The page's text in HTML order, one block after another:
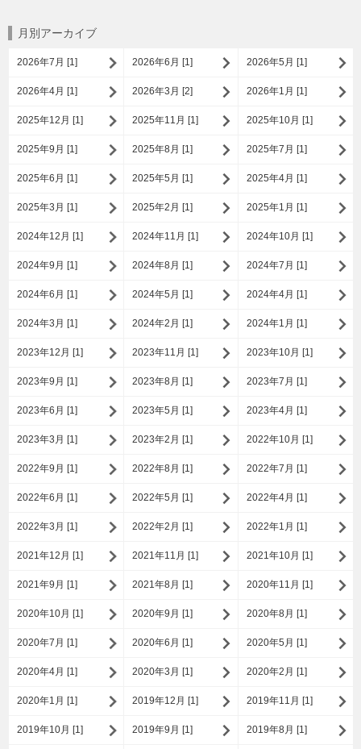
月別アーカイブ
2026年7月 [1] 2026年6月 [1] 2026年5月 [1]
2026年4月 [1] 2026年3月 [2] 2026年1月 [1]
2025年12月 [1] 2025年11月 [1] 2025年10月 [1]
2025年9月 [1] 2025年8月 [1] 2025年7月 [1]
2025年6月 [1] 2025年5月 [1] 2025年4月 [1]
2025年3月 [1] 2025年2月 [1] 2025年1月 [1]
2024年12月 [1] 2024年11月 [1] 2024年10月 [1]
2024年9月 [1] 2024年8月 [1] 2024年7月 [1]
2024年6月 [1] 2024年5月 [1] 2024年4月 [1]
2024年3月 [1] 2024年2月 [1] 2024年1月 [1]
2023年12月 [1] 2023年11月 [1] 2023年10月 [1]
2023年9月 [1] 2023年8月 [1] 2023年7月 [1]
2023年6月 [1] 2023年5月 [1] 2023年4月 [1]
2023年3月 [1] 2023年2月 [1] 2022年10月 [1]
2022年9月 [1] 2022年8月 [1] 2022年7月 [1]
2022年6月 [1] 2022年5月 [1] 2022年4月 [1]
2022年3月 [1] 2022年2月 [1] 2022年1月 [1]
2021年12月 [1] 2021年11月 [1] 2021年10月 [1]
2021年9月 [1] 2021年8月 [1] 2020年11月 [1]
2020年10月 [1] 2020年9月 [1] 2020年8月 [1]
2020年7月 [1] 2020年6月 [1] 2020年5月 [1]
2020年4月 [1] 2020年3月 [1] 2020年2月 [1]
2020年1月 [1] 2019年12月 [1] 2019年11月 [1]
2019年10月 [1] 2019年9月 [1] 2019年8月 [1]